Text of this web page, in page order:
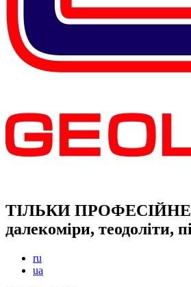
ТІЛЬКИ
далекоміри, теодоліти,
ru
ua